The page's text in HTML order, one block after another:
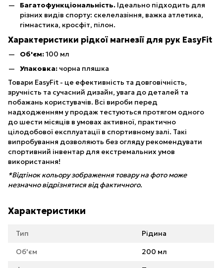
Багатофункціональність. Ідеально підходить для
різних видів спорту: скелелазіння, важка атлетика,
гімнастика, кросфіт, пілон.
Характеристики рідкої магнезії для рук EasyFit
Об'єм:100 мл
Упаковка: чорна пляшка
Товари EasyFit - це ефективність та довговічність,
зручність та сучасний дизайн, увага до деталей та
побажань користувачів. Всі вироби перед
надходженням у продаж тестуються протягом одного
до шести місяців в умовах активної, практично
цілодобової експлуатації в спортивному залі. Такі
випробування дозволяють без огляду рекомендувати
спортивний інвентар для екстремальних умов
використання!
*Відтінок кольору зображення товару на фото може
незначно відрізнятися від фактичного.
Характеристики
Тип Рідина
Об'єм 200 мл